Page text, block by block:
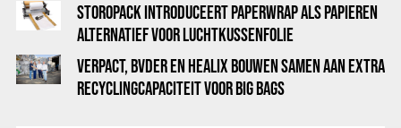
STOROPACK INTRODUCEERT PAPERWRAP ALS PAPIEREN
ALTERNATIEF VOOR LUCHTKUSSENFOLIE
VERPACT, BVDER EN HEALIX BOUWEN SAMEN AAN EXTRA
RECYCLINGCAPACITEIT VOOR BIG BAGS